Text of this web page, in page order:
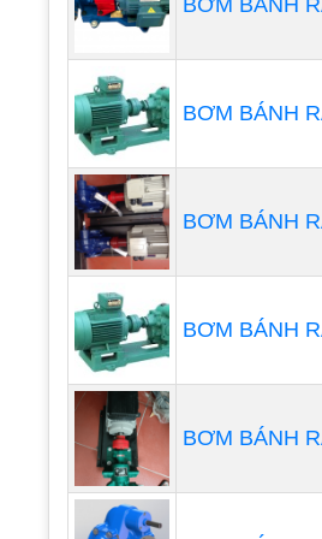
Bơm bùn chìm
Máy bơm chìm hút bùn
chìm trong chất lỏng
của máy bơm, một vấn
BƠM BÁNH
BƠM BÁNH
BƠM BÁNH
BƠM BÁNH
BƠM BÁNH